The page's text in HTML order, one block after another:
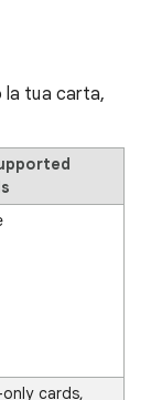
la tua carta,
only cards,